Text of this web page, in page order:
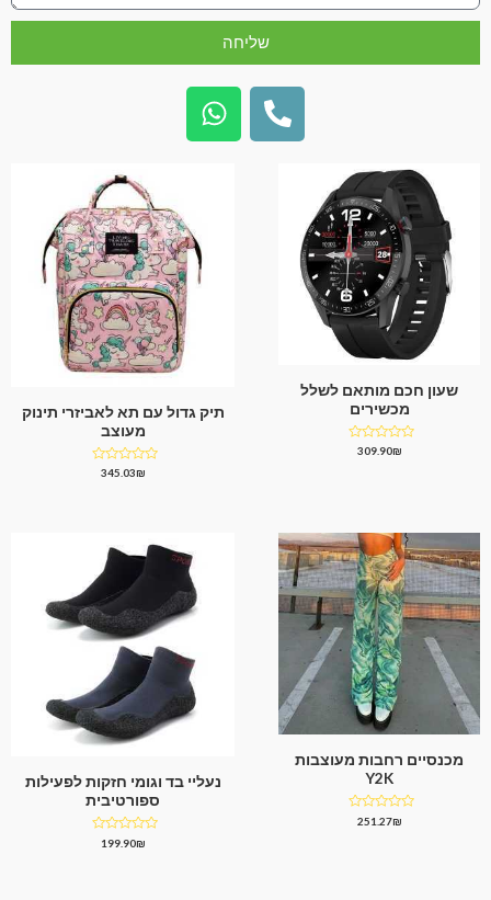
שליחה
שעון חכם מותאם לשלל
מכשירים
דורג309.90₪
תיק גדול עם תא לאביזרי תינוק
מעוצב
דורג345.03₪
מכנסיים רחבות מעוצבות
Y2K
דורג251.27₪
נעליי בד וגומי חזקות לפעילות
ספורטיבית
דורג199.90₪